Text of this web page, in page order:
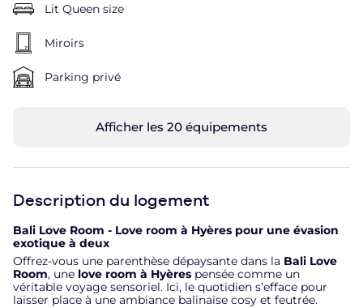
Lit Queen size
Miroirs
Parking privé
Afficher les 20 équipements
Description du logement
Bali Love Room - Love room à Hyères pour une évasion
exotique à deux
Offrez-vous une parenthèse dépaysante dans la Bali Love
Room, une love room à Hyères pensée comme un
véritable voyage sensoriel. Ici, le quotidien s’efface pour
laisser place à une ambiance balinaise cosy et feutrée.